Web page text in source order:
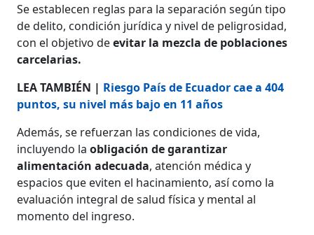
Se establecen reglas para la separación según tipo
de delito, condición jurídica y nivel de peligrosidad,
con el objetivo deevitar la mezcla de poblaciones
carcelarias.
LEA TAMBIÉN | Riesgo País de Ecuador cae a 404
puntos, su nivel más bajo en 11 años
Además, se refuerzan las condiciones de vida,
incluyendo laobligación de garantizar
alimentación adecuada, atención médica y
espacios que eviten el hacinamiento, así como la
evaluación integral de salud física y mental al
momento del ingreso.